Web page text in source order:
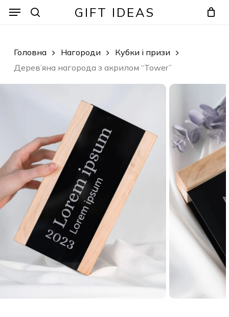
GIFT IDEAS
Menu
Головна Нагороди
Кубки і призи
Дерев’яна нагорода з акрилом “Tower”
Menu